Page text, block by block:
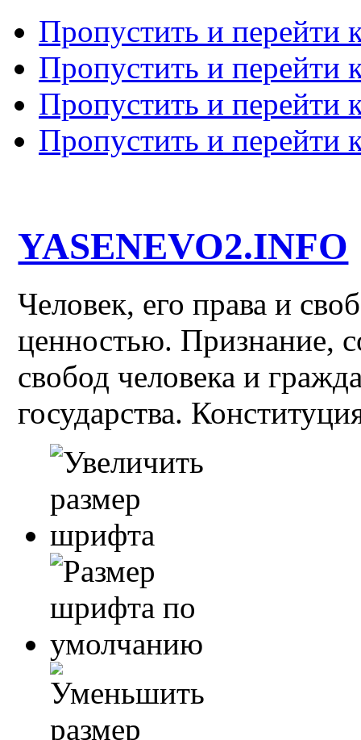
Пропустить и перейти
Пропустить и перейти
Пропустить и перейти
Пропустить и перейти
YASENEVO2.INFO
Человек, его права и
ценностью. Признание,
свобод человека и
государства.